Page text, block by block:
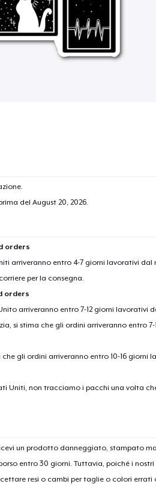
del August 20, 2026.
orders
arriveranno entro 4-7 giorni lavorativi dal
per la consegna.
orders
arriveranno entro 7-12 giorni lavorativi
si stima che gli ordini arriveranno entro
gli ordini arriveranno entro 10-16 giorni
Uniti, non tracciamo i pacchi una volta
un prodotto danneggiato, stampato
entro 30 giorni. Tuttavia, poiché i
resi o cambi per taglie o colori errati